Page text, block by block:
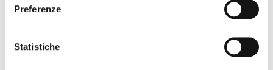
Preferenze
Statistiche
PREVIOUS NEXT